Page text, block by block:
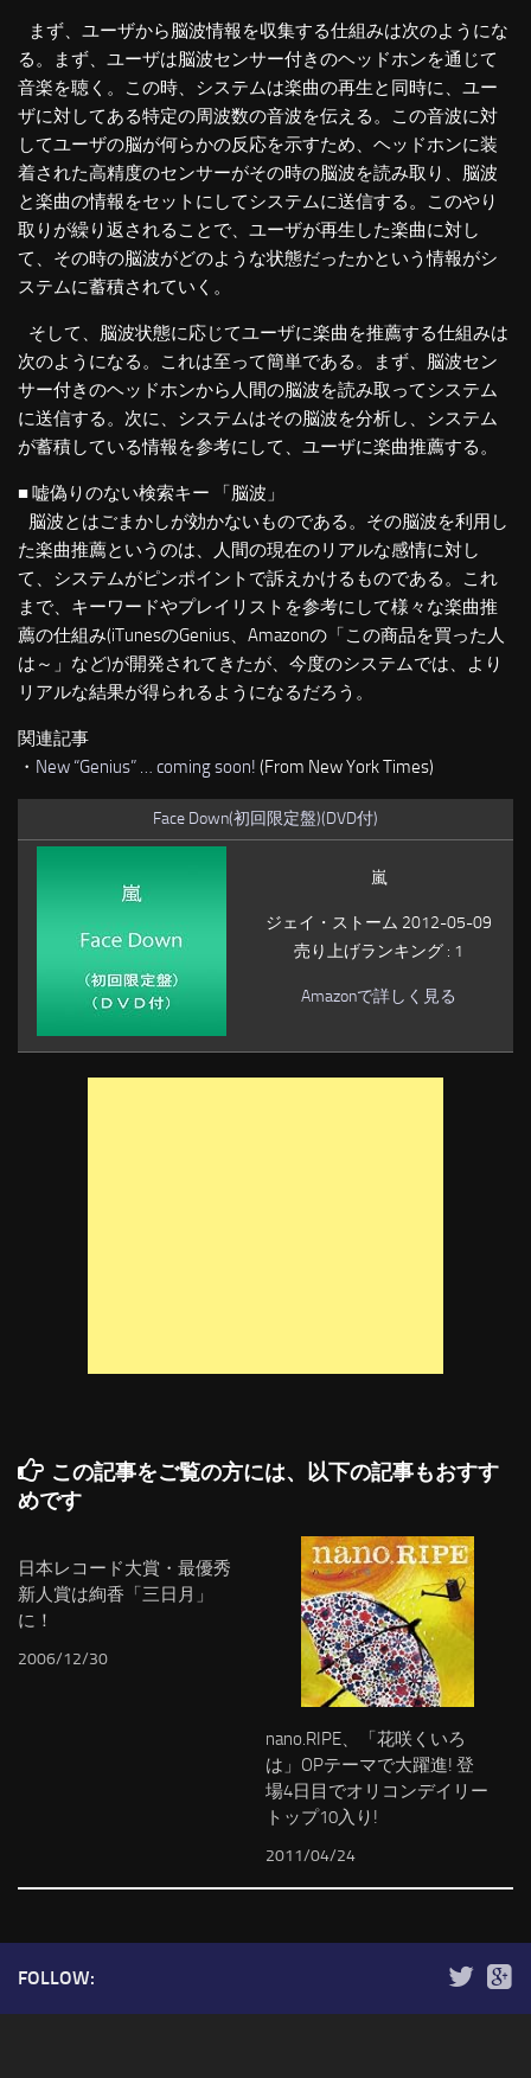
まず、ユーザから脳波情報を収集する仕組みは次のようにな
る。まず、ユーザは脳波センサー付きのヘッドホンを通じて
音楽を聴く。この時、システムは楽曲の再生と同時に、ユー
ザに対してある特定の周波数の音波を伝える。この音波に対
してユーザの脳が何らかの反応を示すため、ヘッドホンに装
着された高精度のセンサーがその時の脳波を読み取り、脳波
と楽曲の情報をセットにしてシステムに送信する。このやり
取りが繰り返されることで、ユーザが再生した楽曲に対し
て、その時の脳波がどのような状態だったかという情報がシ
ステムに蓄積されていく。
そして、脳波状態に応じてユーザに楽曲を推薦する仕組みは
次のようになる。これは至って簡単である。まず、脳波セン
サー付きのヘッドホンから人間の脳波を読み取ってシステム
に送信する。次に、システムはその脳波を分析し、システム
が蓄積している情報を参考にして、ユーザに楽曲推薦する。
■ 嘘偽りのない検索キー 「脳波」
脳波とはごまかしが効かないものである。その脳波を利用し
た楽曲推薦というのは、人間の現在のリアルな感情に対し
て、システムがピンポイントで訴えかけるものである。これ
まで、キーワードやプレイリストを参考にして様々な楽曲推
薦の仕組み(iTunesのGenius、Amazonの「この商品を買った人
は～」など)が開発されてきたが、今度のシステムでは、より
リアルな結果が得られるようになるだろう。
関連記事
・ New “Genius” … coming soon! (From New York Times)
Face Down(初回限定盤)(DVD付)
嵐
ジェイ・ストーム 2012-05-09
売り上げランキング : 1
Amazonで詳しく見る
この記事をご覧の方には、以下の記事もおすす
めです
日本レコード大賞・最優秀
新人賞は絢香「三日月」
に！
2006/12/30
nano.RIPE、「花咲くいろ
は」OPテーマで大躍進! 登
場4日目でオリコンデイリー
トップ10入り!
2011/04/24
FOLLOW: